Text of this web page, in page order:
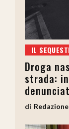
IL
Droga
strada:
Redazione